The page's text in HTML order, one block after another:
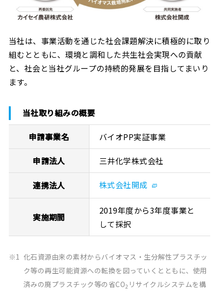
当社は、事業活動を通じた社会課題解決に積極的に取り
組むとともに、環境と調和した共生社会実現への貢献
と、社会と当社グループの持続的発展を目指してまいり
ます。
当社取り組みの概要
申請事業名 バイオPP実証事業
申請法人 三井化学株式会社
連携法人 株式会社開成
実施期間
2019年度から3年度事業と
して採択
※1 化石資源由来の素材からバイオマス・生分解性プラスチッ
ク等の再生可能資源への転換を図っていくとともに、使用
済みの廃プラスチック等の省CO2 リサイクルシステムを構